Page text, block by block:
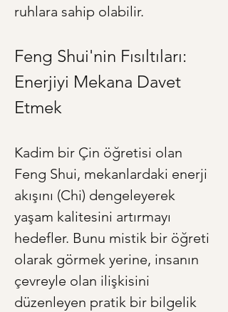
ruhlara sahip olabilir.
Feng Shui'nin Fısıltıları:
Enerjiyi Mekana Davet
Etmek
Kadim bir Çin öğretisi olan
Feng Shui, mekanlardaki enerji
akışını (Chi) dengeleyerek
yaşam kalitesini artırmayı
hedefler. Bunu mistik bir öğreti
olarak görmek yerine, insanın
çevreyle olan ilişkisini
düzenleyen pratik bir bilgelik